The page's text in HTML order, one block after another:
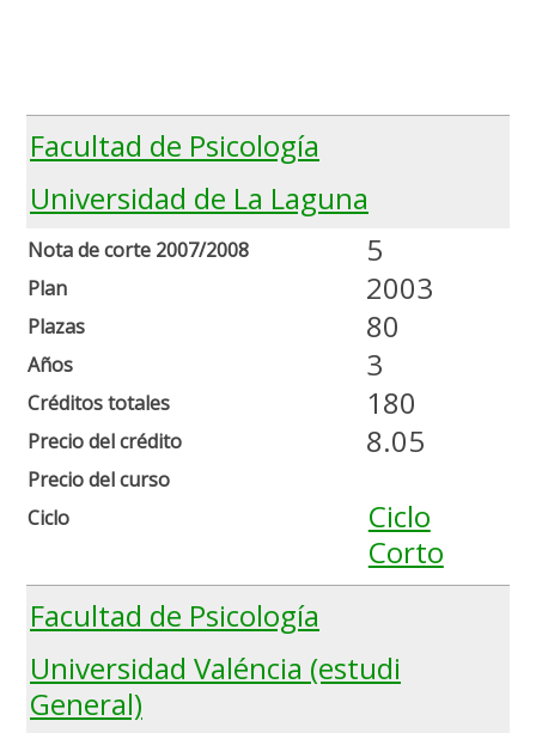
Facultad de Psicología
Universidad de La Laguna
Nota de corte 2007/2008
Plan
Plazas
Años
Créditos totales
Precio del crédito
Precio del curso
Ciclo
5
2003
80
3
180
8.05
Ciclo
Corto
Facultad de Psicología
Universidad Valéncia (estudi
General)